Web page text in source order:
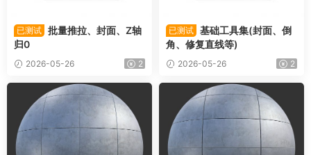
已测试 批量推拉、封面、Z轴
归0
2026-05-26 2
已测试 基础工具集(封面、倒
角、修复直线等)
2026-05-26 2